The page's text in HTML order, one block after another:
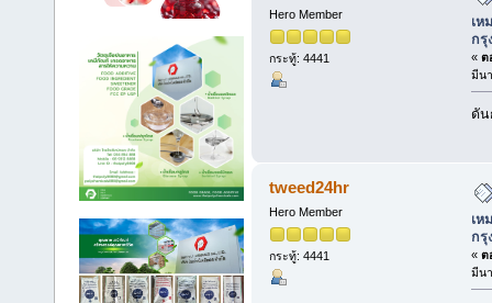
Hero Member
กระทู้: 4441
เห
กรุ
« ต
มีน
ดัน
tweed24hr
Hero Member
กระทู้: 4441
เห
กรุ
« ต
มีน